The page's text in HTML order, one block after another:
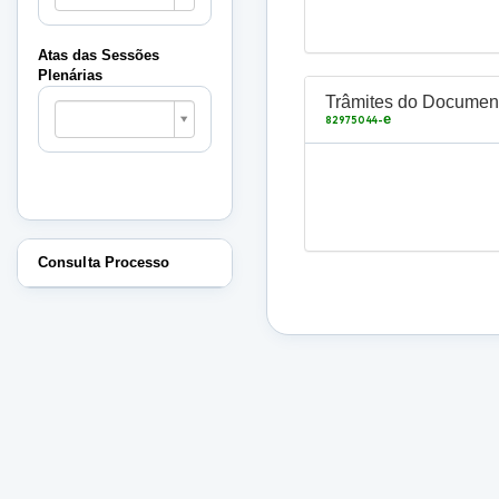
Sessões
Plenárias
Atas das Sessões
Plenárias
Atas
Sessões
Plenárias
Consulta Processo
Trâmites do
82975044-e